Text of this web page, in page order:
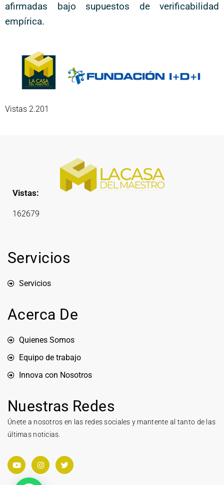
afirmadas bajo supuestos de verificabilidad
empírica.
Vistas 2.201
Vistas:
162679
Servicios
Servicios
Acerca De
Quienes Somos
Equipo de trabajo
Innova con Nosotros
Nuestras Redes
Únete a nosotros en las redes sociales y mantente al tanto de las
últimas noticias.